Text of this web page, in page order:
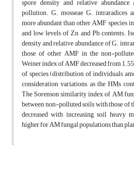
spore density and relative
pollution. G. mosseae, G. intraradices
more abundant than other AMF species
and low levels of Zn and Pb contents.
density and relative abundance of G.
those of other AMF in the non-
Weiner index of AMF decreased from
of species (distribution of individuals
consideration variations, as the HMs
The Sorenson similarity index of AM
between non-polluted soils with those of
decreased with increasing soil heavy
higher for AM fungal populations than